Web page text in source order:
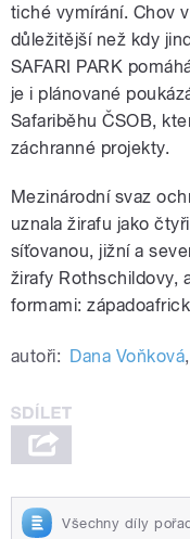
tiché vymírání. Chov
důležitější než kdy
SAFARI PARK
je i plánované
Safariběhu ČSOB,
záchranné projekty.
Mezinárodní svaz
uznala žirafu jako
síťovanou, jižní a
žirafy Rothschildovy,
formami:
autoři: Dana Voňková,
Všechny díly